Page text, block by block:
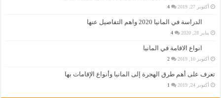
أكتوبر 27, 2019 4
الدراسة في المانيا 2020 واهم التفاصيل عنها
يناير 28, 2020 4
انواع الاقامة في المانيا
أكتوبر 10, 2019 2
تعرف على أهم طرق الهجرة إلى المانيا وأنواع الإقامات بها
أكتوبر 24, 2019 1